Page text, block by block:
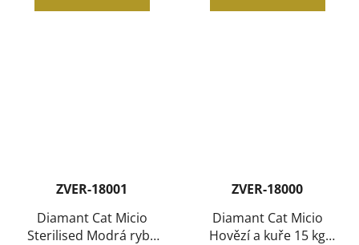
ZVER-18001
Diamant Cat Micio
Sterilised Modrá ryba
ZVER-18000
Diamant Cat Micio
Hovězí a kuře 15 kg